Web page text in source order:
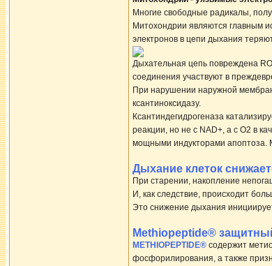
Многие свободные радикалы,
Митохондрии являются главным
электронов в цепи дыхания
Дыхательная цепь повреждена
соединения участвуют в
При нарушении наружной
ксантиноксидазу.
Ксантиндегидрогеназа
реакции, но не с NAD+, а с О2 в
мощными индукторами апоптоза.
Дыхание клеток
При старении, накопление
И, как следствие, происходит
Это снижение дыхания
Methiopeptide®
METHIOPEPTIDE® содержит
фосфорилирования, а также